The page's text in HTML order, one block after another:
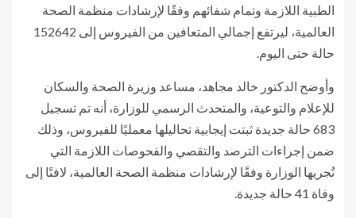
الطبية اللازمة وتمام شفائهم وفقًا لإرشادات منظمة الصحة
العالمية، ليرتفع إجمالي المتعافين من الفيروس إلى 152642
حالة حتى اليوم.
وأوضح الدكتور خالد مجاهد، مساعد وزيرة الصحة والسكان
للإعلام والتوعية، والمتحدث الرسمي للوزارة، أنه تم تسجيل
683 حالة جديدة ثبتت إيجابية تحاليلها معمليًا للفيروس، وذلك
ضمن إجراءات الترصد والتقصي والفحوصات اللازمة التي
تُجريها الوزارة وفقًا لإرشادات منظمة الصحة العالمية، لافتًا إلى
وفاة 41 حالة جديدة.